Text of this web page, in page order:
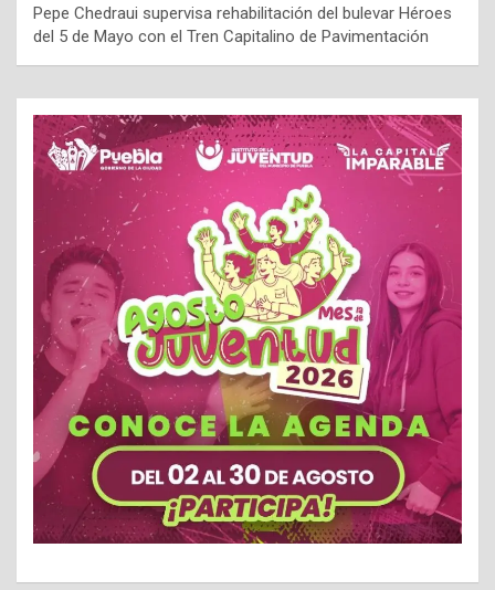
Pepe Chedraui supervisa rehabilitación del bulevar Héroes
del 5 de Mayo con el Tren Capitalino de Pavimentación